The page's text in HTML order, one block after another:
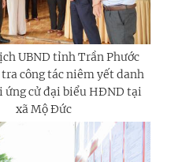
UBND tỉnh Trần Phước
công tác niêm yết danh
ứng cử đại biểu HĐND tại
xã Mộ Đức